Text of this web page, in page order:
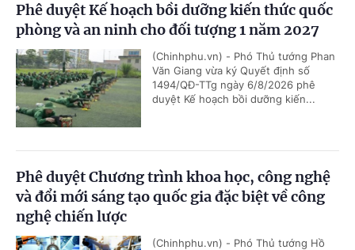
Phê duyệt Kế hoạch bồi dưỡng kiến thức quốc
phòng và an ninh cho đối tượng 1 năm 2027
(Chinhphu.vn) - Phó Thủ tướng Phan
Văn Giang vừa ký Quyết định số
1494/QĐ-TTg ngày 6/8/2026 phê
duyệt Kế hoạch bồi dưỡng kiến...
Phê duyệt Chương trình khoa học, công nghệ
và đổi mới sáng tạo quốc gia đặc biệt về công
nghệ chiến lược
(Chinhphu.vn) - Phó Thủ tướng Hồ